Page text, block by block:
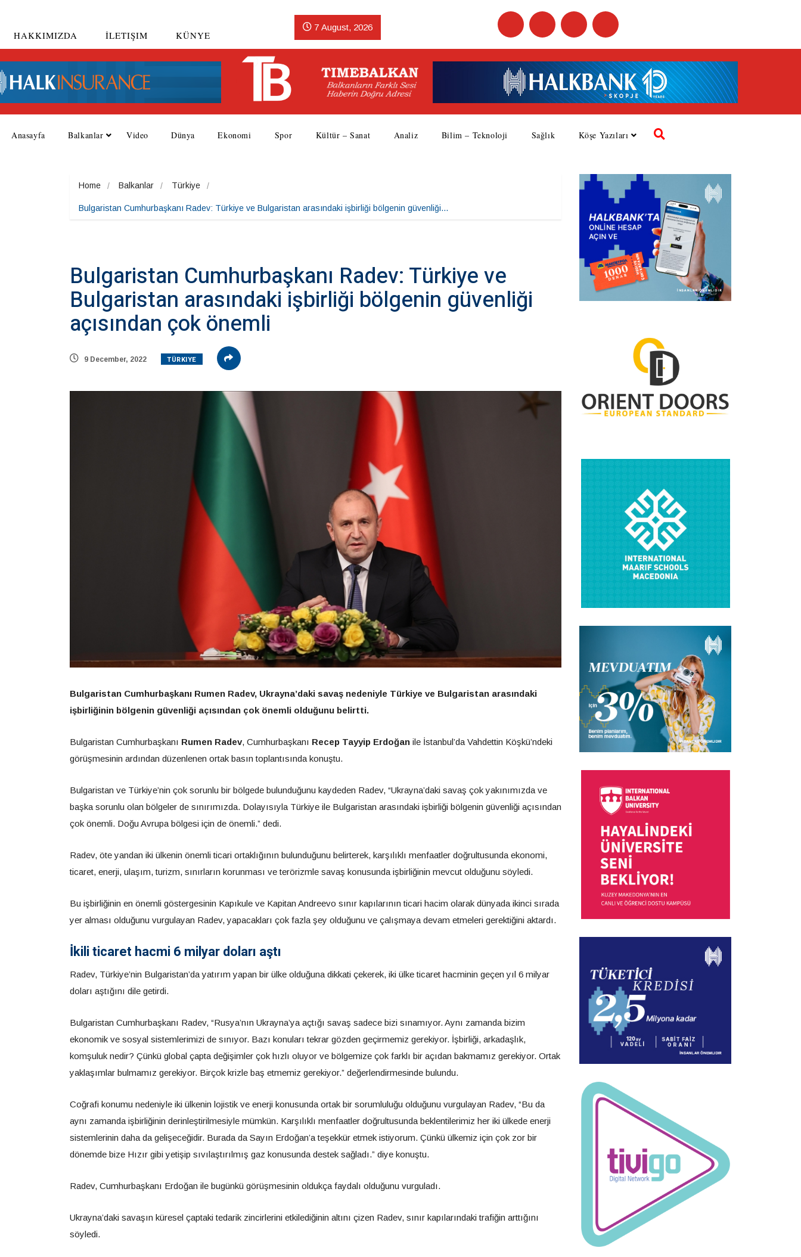
HAKKIMIZDA İLETIŞIM KÜNYE
7 August, 2026
Anasayfa Balkanlar Video Dünya Ekonomi Spor Kültür – Sanat Analiz Bilim – Teknoloji Sağlık Köşe Yazıları
Home Balkanlar Türkiye
Bulgaristan Cumhurbaşkanı Radev: Türkiye ve Bulgaristan arasındaki işbirliği bölgenin güvenliği…
Bulgaristan Cumhurbaşkanı Radev: Türkiye ve
Bulgaristan arasındaki işbirliği bölgenin güvenliği
açısından çok önemli
9 December, 2022 TÜRKIYE
Bulgaristan Cumhurbaşkanı Rumen Radev, Ukrayna’daki savaş nedeniyle Türkiye ve Bulgaristan arasındaki
işbirliğinin bölgenin güvenliği açısından çok önemli olduğunu belirtti.
Bulgaristan Cumhurbaşkanı Rumen Radev, Cumhurbaşkanı Recep Tayyip Erdoğan ile İstanbul’da Vahdettin Köşkü’ndeki
görüşmesinin ardından düzenlenen ortak basın toplantısında konuştu.
Bulgaristan ve Türkiye’nin çok sorunlu bir bölgede bulunduğunu kaydeden Radev, “Ukrayna’daki savaş çok yakınımızda ve
başka sorunlu olan bölgeler de sınırımızda. Dolayısıyla Türkiye ile Bulgaristan arasındaki işbirliği bölgenin güvenliği açısından
çok önemli. Doğu Avrupa bölgesi için de önemli.” dedi.
Radev, öte yandan iki ülkenin önemli ticari ortaklığının bulunduğunu belirterek, karşılıklı menfaatler doğrultusunda ekonomi,
ticaret, enerji, ulaşım, turizm, sınırların korunması ve terörizmle savaş konusunda işbirliğinin mevcut olduğunu söyledi.
Bu işbirliğinin en önemli göstergesinin Kapıkule ve Kapitan Andreevo sınır kapılarının ticari hacim olarak dünyada ikinci sırada
yer alması olduğunu vurgulayan Radev, yapacakları çok fazla şey olduğunu ve çalışmaya devam etmeleri gerektiğini aktardı.
İkili ticaret hacmi 6 milyar doları aştı
Radev, Türkiye’nin Bulgaristan’da yatırım yapan bir ülke olduğuna dikkati çekerek, iki ülke ticaret hacminin geçen yıl 6 milyar
doları aştığını dile getirdi.
Bulgaristan Cumhurbaşkanı Radev, “Rusya’nın Ukrayna’ya açtığı savaş sadece bizi sınamıyor. Aynı zamanda bizim
ekonomik ve sosyal sistemlerimizi de sınıyor. Bazı konuları tekrar gözden geçirmemiz gerekiyor. İşbirliği, arkadaşlık,
komşuluk nedir? Çünkü global çapta değişimler çok hızlı oluyor ve bölgemize çok farklı bir açıdan bakmamız gerekiyor. Ortak
yaklaşımlar bulmamız gerekiyor. Birçok krizle baş etmemiz gerekiyor.” değerlendirmesinde bulundu.
Coğrafi konumu nedeniyle iki ülkenin lojistik ve enerji konusunda ortak bir sorumluluğu olduğunu vurgulayan Radev, “Bu da
aynı zamanda işbirliğinin derinleştirilmesiyle mümkün. Karşılıklı menfaatler doğrultusunda beklentilerimiz her iki ülkede enerji
sistemlerinin daha da gelişeceğidir. Burada da Sayın Erdoğan’a teşekkür etmek istiyorum. Çünkü ülkemiz için çok zor bir
dönemde bize Hızır gibi yetişip sıvılaştırılmış gaz konusunda destek sağladı.” diye konuştu.
Radev, Cumhurbaşkanı Erdoğan ile bugünkü görüşmesinin oldukça faydalı olduğunu vurguladı.
Ukrayna’daki savaşın küresel çaptaki tedarik zincirlerini etkilediğinin altını çizen Radev, sınır kapılarındaki trafiğin arttığını
söyledi.